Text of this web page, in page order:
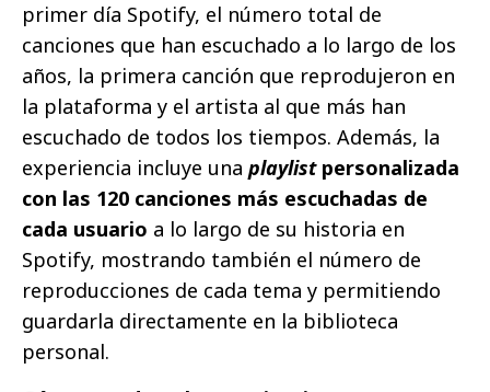
primer día Spotify, el número total de
canciones que han escuchado a lo largo de los
años, la primera canción que reprodujeron en
la plataforma y el artista al que más han
escuchado de todos los tiempos. Además, la
experiencia incluye una playlistpersonalizada
con las 120 canciones más escuchadas de
cada usuario a lo largo de su historia en
Spotify, mostrando también el número de
reproducciones de cada tema y permitiendo
guardarla directamente en la biblioteca
personal.